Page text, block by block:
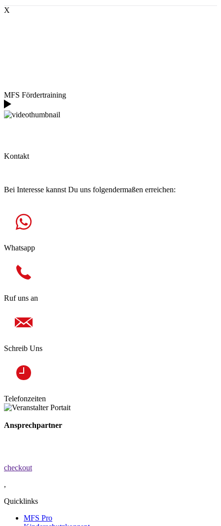
X
MFS Fördertraining
Kontakt
Bei Interesse kannst Du uns folgendermaßen erreichen:
Whatsapp
Ruf uns an
Schreib Uns
Telefonzeiten
Ansprechpartner
checkout
,
Quicklinks
MFS Pro